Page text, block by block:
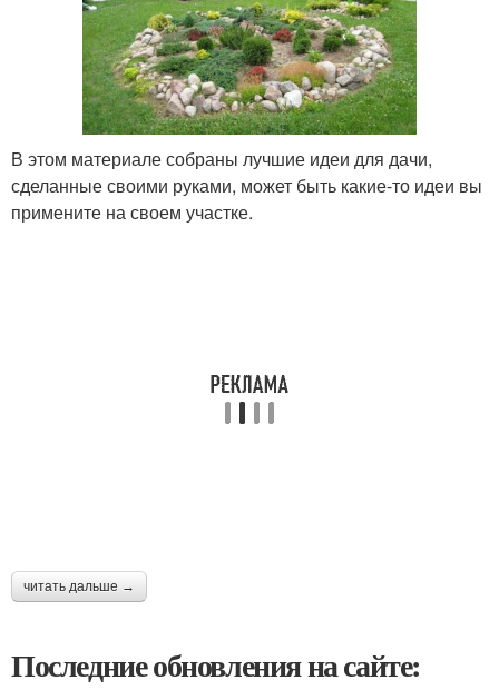
В этом материале собраны лучшие идеи для дачи,
сделанные своими руками, может быть какие-то идеи вы
примените на своем участке.
читать дальше →
Последние обновления на сайте: